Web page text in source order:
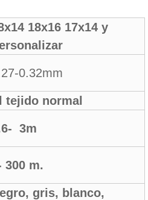
18x16 17x14 y
0.32mm
tejido normal
3m
300 m.
gris, blanco,